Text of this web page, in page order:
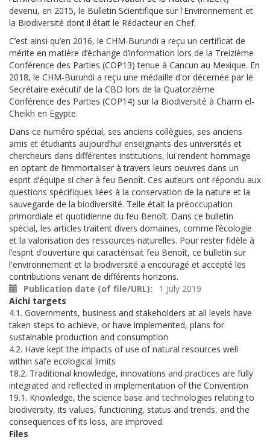
devenu, en 2015, le Bulletin Scientifique sur l'Environnement et
la Biodiversité dont il était le Rédacteur en Chef.
C’est ainsi qu’en 2016, le CHM-Burundi a reçu un certificat de
mérite en matière d’échange d’information lors de la Treizième
Conférence des Parties (COP13) tenue à Cancun au Mexique. En
2018, le CHM-Burundi a reçu une médaille d'or décernée par le
Secrétaire exécutif de la CBD lors de la Quatorzième
Conférence des Parties (COP14) sur la Biodiversité à Charm el-
Cheikh en Egypte.
Dans ce numéro spécial, ses anciens collègues, ses anciens
amis et étudiants aujourd’hui enseignants des universités et
chercheurs dans différentes institutions, lui rendent hommage
en optant de l’immortaliser à travers leurs oeuvres dans un
esprit d’équipe si cher à feu Benoît. Ces auteurs ont répondu aux
questions spécifiques liées à la conservation de la nature et la
sauvegarde de la biodiversité. Telle était la préoccupation
primordiale et quotidienne du feu Benoît. Dans ce bulletin
spécial, les articles traitent divers domaines, comme l’écologie
et la valorisation des ressources naturelles. Pour rester fidèle à
l’esprit d’ouverture qui caractérisait feu Benoît, ce bulletin sur
l'environnement et la biodiversité a encouragé et accepté les
contributions venant de différents horizons.
Publication date (of file/URL)
1 July 2019
Aichi targets
4.1. Governments, business and stakeholders at all levels have
taken steps to achieve, or have implemented, plans for
sustainable production and consumption
4.2. Have kept the impacts of use of natural resources well
within safe ecological limits
18.2. Traditional knowledge, innovations and practices are fully
integrated and reflected in implementation of the Convention
19.1. Knowledge, the science base and technologies relating to
biodiversity, its values, functioning, status and trends, and the
consequences of its loss, are improved
Files